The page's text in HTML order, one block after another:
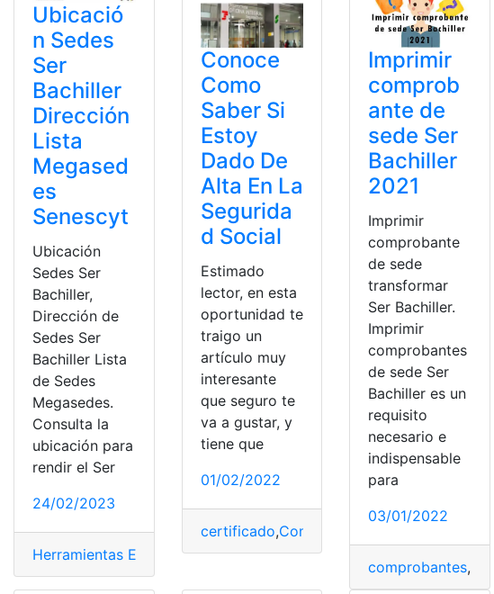
Ubicació
n Sedes
Ser
Bachiller
Dirección
Lista
Megased
es
Senescyt
Ubicación
Sedes Ser
Bachiller,
Dirección de
Sedes Ser
Bachiller Lista
de Sedes
Megasedes.
Consulta la
ubicación para
rendir el Ser
24/02/2023
Herramientas Ecuador,listas,Sedes,SENESCYT
Conoce
Como
Saber Si
Estoy
Dado De
Alta En La
Segurida
d Social
Estimado
lector, en esta
oportunidad te
traigo un
artículo muy
interesante
que seguro te
va a gustar, y
tiene que
01/02/2022
certificado,Confirmaciones
Imprimir
comprob
ante de
sede Ser
Bachiller
2021
Imprimir
comprobante
de sede
transformar
Ser Bachiller.
Imprimir
comprobantes
de sede Ser
Bachiller es un
requisito
necesario e
indispensable
para
03/01/2022
comprobantes,